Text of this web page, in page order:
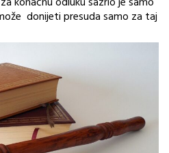
donijeti presuda samo za taj